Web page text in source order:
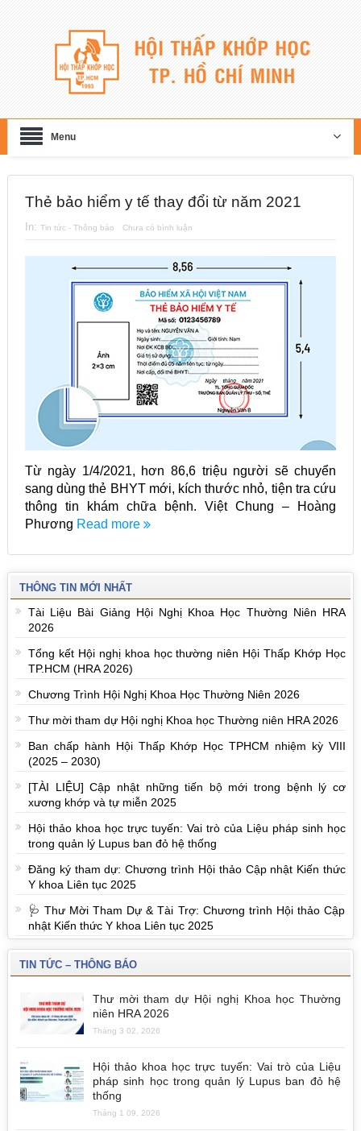
Menu
Thẻ bảo hiểm y tế thay đổi từ năm 2021
In: Tin tức - Thông báo Chưa có bình luận
Từ ngày 1/4/2021, hơn 86,6 triệu người sẽ chuyển
sang dùng thẻ BHYT mới, kích thước nhỏ, tiện tra cứu
thông tin khám chữa bệnh. Việt Chung – Hoàng
Phương Read more
THÔNG TIN MỚI NHẤT
Tài Liệu Bài Giảng Hội Nghị Khoa Học Thường Niên HRA
2026
Tổng kết Hội nghị khoa học thường niên Hội Thấp Khớp Học
TP.HCM (HRA 2026)
Chương Trình Hội Nghị Khoa Học Thường Niên 2026
Thư mời tham dự Hội nghị Khoa học Thường niên HRA 2026
Ban chấp hành Hội Thấp Khớp Học TPHCM nhiệm kỳ VIII
(2025 – 2030)
[TÀI LIỆU] Cập nhật những tiến bộ mới trong bệnh lý cơ
xương khớp và tự miễn 2025
Hội thảo khoa học trực tuyến: Vai trò của Liệu pháp sinh học
trong quản lý Lupus ban đỏ hệ thống
Đăng ký tham dự: Chương trình Hội thảo Cập nhật Kiến thức
Y khoa Liên tục 2025
🩺 Thư Mời Tham Dự & Tài Trợ: Chương trình Hội thảo Cập
nhật Kiến thức Y khoa Liên tục 2025
TIN TỨC – THÔNG BÁO
Thư mời tham dự Hội nghị Khoa học Thường
niên HRA 2026
Tháng 3 02, 2026
Hội thảo khoa học trực tuyến: Vai trò của Liệu
pháp sinh học trong quản lý Lupus ban đỏ hệ
thống
Tháng 1 09, 2026